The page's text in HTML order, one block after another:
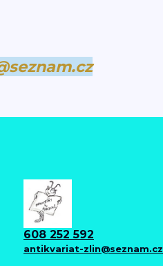
608 252 592
antikvariat-zlin@seznam.cz